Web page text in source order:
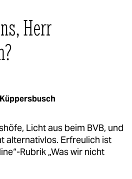
Herr
Licht aus beim BVB, und
alternativlos. Erfreulich ist
Rubrik „Was wir nicht